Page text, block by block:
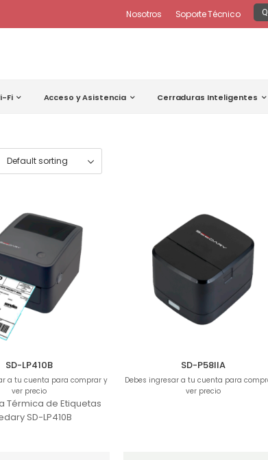
Nosotros Soporte Técnico
Fi Acceso y Asistencia Cerraduras Inteligentes
SD-LP410B
a tu cuenta para comprar y
ver precio
Térmica de Etiquetas
SD-LP410B
SD-P58IIA
Debes ingresar a tu cuenta para
ver precio